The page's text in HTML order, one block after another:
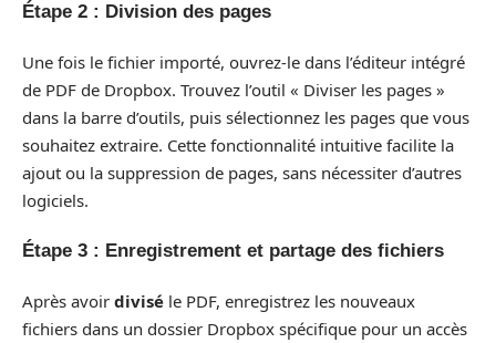
Étape 2 : Division des pages
Une fois le fichier importé, ouvrez-le dans l’éditeur intégré
de PDF de Dropbox. Trouvez l’outil « Diviser les pages »
dans la barre d’outils, puis sélectionnez les pages que vous
souhaitez extraire. Cette fonctionnalité intuitive facilite la
ajout ou la suppression de pages, sans nécessiter d’autres
logiciels.
Étape 3 : Enregistrement et partage des fichiers
Après avoir divisé le PDF, enregistrez les nouveaux
fichiers dans un dossier Dropbox spécifique pour un accès